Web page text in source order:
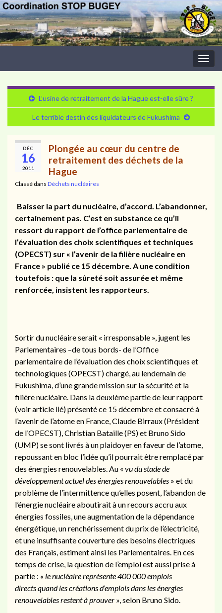
L’usine de retraitement de la Hague est-elle sûre ?
Le terrible destin des liquidateurs de Fukushima
DÉC
16
2011
Plongée au cœur du centre de
retraitement des déchets de la
Hague
Classé dans Déchets nucléaires
Baisser la part du nucléaire, d’accord. L’abandonner,
certainement pas. C’est en substance ce qu’il
ressort du rapport de l’office parlementaire de
l’évaluation des choix scientifiques et techniques
(OPECST) sur « l’avenir de la filière nucléaire en
France » publié ce 15 décembre. A une condition
toutefois : que la sûreté soit assurée et même
renforcée, insistent les rapporteurs.
Sortir du nucléaire serait « irresponsable », jugent les
Parlementaires –de tous bords- de l’Office
parlementaire de l’évaluation des choix scientifiques et
technologiques (OPECST) chargé, au lendemain de
Fukushima, d’une grande mission sur la sécurité et la
filière nucléaire. Dans la deuxième partie de leur rapport
(voir article lié) présenté ce 15 décembre et consacré à
l’avenir de l’atome en France, Claude Birraux (Président
de l’OPECST), Christian Bataille (PS) et Bruno Sido
(UMP) se sont livrés à un plaidoyer en faveur de l’atome,
repoussant en bloc l’idée qu’il pourrait être remplacé par
des énergies renouvelables. Au « vu du stade de
développement actuel des énergies renouvelables » et du
problème de l’intermittence qu’elles posent, l’abandon de
l’énergie nucléaire aboutirait à un recours accru aux
énergies fossiles, une augmentation de la dépendance
énergétique, un renchérissement du prix de l’électricité,
et une insuffisante couverture des besoins électriques
des Français, estiment ainsi les Parlementaires. En ces
temps de crise, la question de l’emploi est aussi prise à
partie : « le nucléaire représente 400 000 emplois
directs quand les créations d’emplois dans les énergies
renouvelables restent à prouver », selon Bruno Sido.